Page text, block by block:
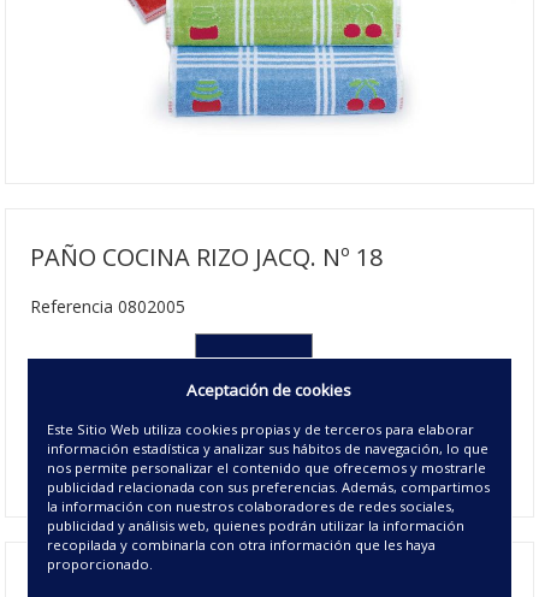
PAÑO COCINA RIZO JACQ. Nº 18
Referencia 0802005
00 - UNICO
Disponible
Aceptación de cookies
Este Sitio Web utiliza cookies propias y de terceros para elaborar
información estadística y analizar sus hábitos de navegación, lo que
nos permite personalizar el contenido que ofrecemos y mostrarle
publicidad relacionada con sus preferencias. Además, compartimos
la información con nuestros colaboradores de redes sociales,
publicidad y análisis web, quienes podrán utilizar la información
recopilada y combinarla con otra información que les haya
proporcionado.